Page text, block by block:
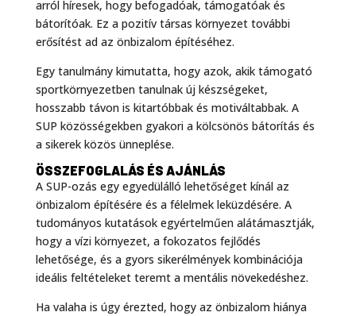
arról híresek, hogy befogadóak, támogatóak és
bátorítóak. Ez a pozitív társas környezet további
erősítést ad az önbizalom építéséhez.
Egy tanulmány kimutatta, hogy azok, akik támogató
sportkörnyezetben tanulnak új készségeket,
hosszabb távon is kitartóbbak és motiváltabbak. A
SUP közösségekben gyakori a kölcsönös bátorítás és
a sikerek közös ünneplése.
ÖSSZEFOGLALÁS ÉS AJÁNLÁS
A SUP-ozás egy egyedülálló lehetőséget kínál az
önbizalom építésére és a félelmek leküzdésére. A
tudományos kutatások egyértelműen alátámasztják,
hogy a vízi környezet, a fokozatos fejlődés
lehetősége, és a gyors sikerélmények kombinációja
ideális feltételeket teremt a mentális növekedéshez.
Ha valaha is úgy érezted, hogy az önbizalom hiánya